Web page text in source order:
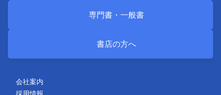
専門書・ 一般書
書店の方へ
会社案内